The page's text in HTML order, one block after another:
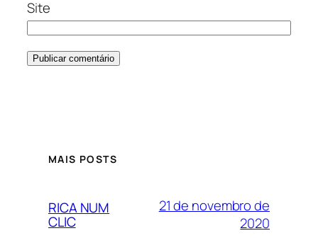
Site
MAIS POSTS
RICA NUM
CLIC
21 de novembro de
2020